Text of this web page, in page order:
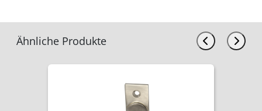
Ähnliche Produkte